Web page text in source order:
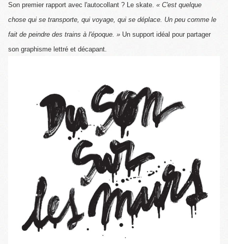
Son premier rapport avec l'autocollant ? Le skate. « C'est quelque
chose qui se transporte, qui voyage, qui se déplace. Un peu comme le
fait de peindre des trains à l'époque. » Un support idéal pour partager
son graphisme lettré et décapant.